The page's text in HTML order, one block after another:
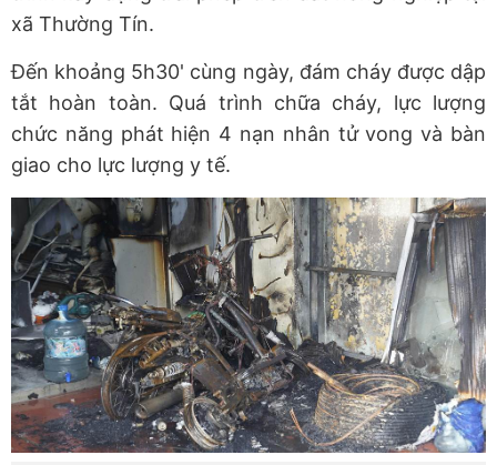
xã Thường Tín.
Đến khoảng 5h30' cùng ngày, đám cháy được dập
tắt hoàn toàn. Quá trình chữa cháy, lực lượng
chức năng phát hiện 4 nạn nhân tử vong và bàn
giao cho lực lượng y tế.